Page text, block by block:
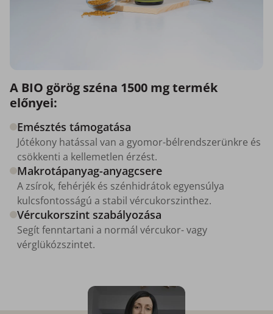
A BIO görög széna 1500 mg termék
előnyei:
Emésztés támogatása
Jótékony hatással van a gyomor-bélrendszerünkre és
csökkenti a kellemetlen érzést.
Makrotápanyag-anyagcsere
A zsírok, fehérjék és szénhidrátok egyensúlya
kulcsfontosságú a stabil vércukorszinthez.
Vércukorszint szabályozása
Segít fenntartani a normál vércukor- vagy
vérglükózszintet.